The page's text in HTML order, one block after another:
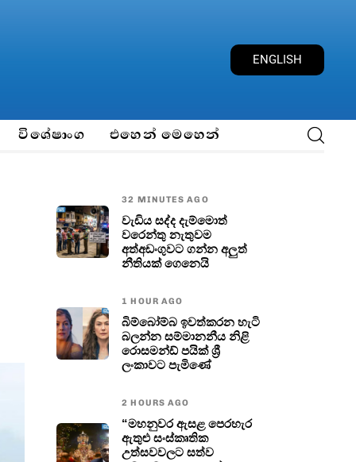
ENGLISH
විශේෂාංග එහෙන් මෙහෙන්
32 MINUTES AGO
වැඩිය සද්ද දැම්මොත්
වරෙන්තු නැතුවම
අත්අඩංගුවට ගන්න අලුත්
නීතියක් ගෙනෙයි
1 HOUR AGO
බිම්බෝම්බ ඉවත්කරන හැටි
බලන්න සම්මානනීය නිළි
රොසමන්ඩ් පයික් ශ්‍රී
ලංකාවට පැමිණේ
2 HOURS AGO
“මහනුවර ඇසළ පෙරහැර
ඇතුළු සංස්කෘතික
උත්සවවලට සත්ව